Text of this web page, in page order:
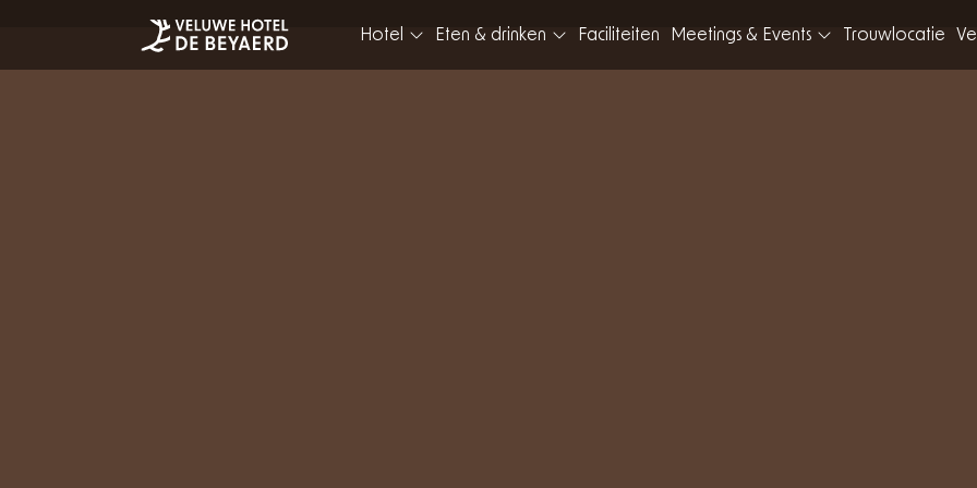
Hotel Eten & drinken Faciliteiten Meetings & Events Trouwlocatie